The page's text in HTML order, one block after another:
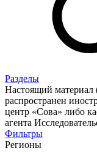
Разделы
Настоящий
распространен
центр «Сова» либо
агента
Фильтры
Регионы